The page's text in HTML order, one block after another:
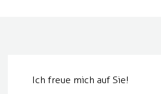
Ich freue mich auf Sie!